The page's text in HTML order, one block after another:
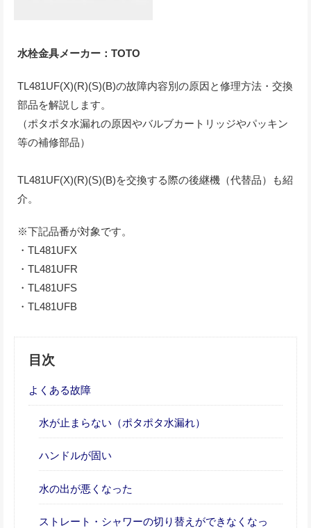
水栓金具メーカー：TOTO
TL481UF(X)(R)(S)(B)の故障内容別の原因と修理方法・交換
部品を解説します。
（ポタポタ水漏れの原因やバルブカートリッジやパッキン
等の補修部品）
TL481UF(X)(R)(S)(B)を交換する際の後継機（代替品）も紹
介。
※下記品番が対象です。
・TL481UFX
・TL481UFR
・TL481UFS
・TL481UFB
目次
よくある故障
水が止まらない（ポタポタ水漏れ）
ハンドルが固い
水の出が悪くなった
ストレート・シャワーの切り替えができなくなっ